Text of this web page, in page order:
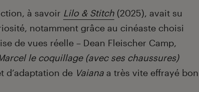
à savoir Lilo & Stitch (2025), avait su
notamment grâce au cinéaste choisi
de vues réelle – Dean Fleischer Camp,
le coquillage (avec ses chaussures)
d’adaptation de Vaiana a très vite effrayé bon